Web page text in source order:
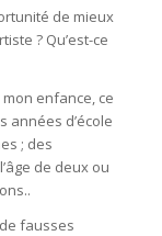
de mieux
? Qu’est-ce
enfance, ce
années d’école
; des
de deux ou
fausses